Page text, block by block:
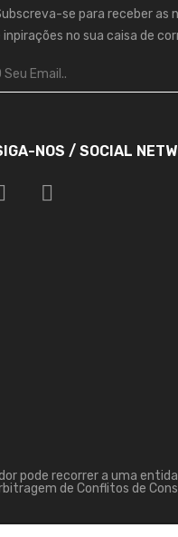
se para receber as
inpirações no sua caisa de
NOS / SOCIAL
pode recorrer a uma
de Conflitos de